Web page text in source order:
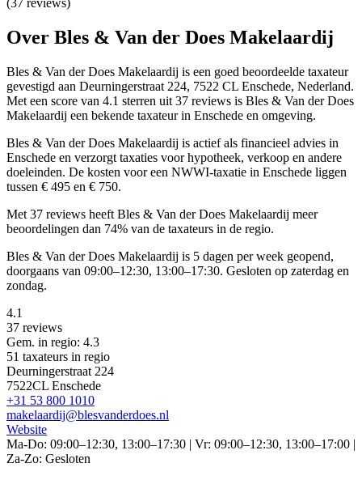
(37 reviews)
Over Bles & Van der Does Makelaardij
Bles & Van der Does Makelaardij is een goed beoordeelde taxateur
gevestigd aan Deurningerstraat 224, 7522 CL Enschede, Nederland.
Met een score van 4.1 sterren uit 37 reviews is Bles & Van der Does
Makelaardij een bekende taxateur in Enschede en omgeving.
Bles & Van der Does Makelaardij is actief als financieel advies in
Enschede en verzorgt taxaties voor hypotheek, verkoop en andere
doeleinden. De kosten voor een NWWI-taxatie in Enschede liggen
tussen € 495 en € 750.
Met 37 reviews heeft Bles & Van der Does Makelaardij meer
beoordelingen dan 74% van de taxateurs in de regio.
Bles & Van der Does Makelaardij is 5 dagen per week geopend,
doorgaans van 09:00–12:30, 13:00–17:30. Gesloten op zaterdag en
zondag.
4.1
37 reviews
Gem. in regio: 4.3
51 taxateurs in regio
Deurningerstraat 224
7522CL Enschede
+31 53 800 1010
makelaardij@blesvanderdoes.nl
Website
Ma-Do: 09:00–12:30, 13:00–17:30 | Vr: 09:00–12:30, 13:00–17:00 |
Za-Zo: Gesloten